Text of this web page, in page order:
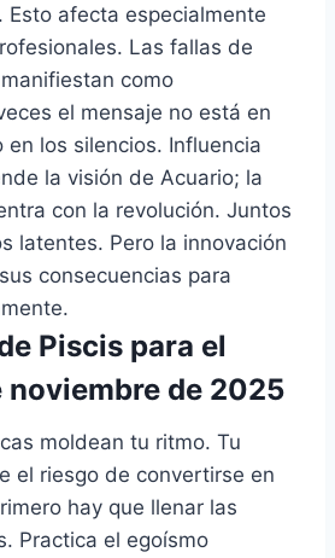
Esto afecta especialmente
Las fallas de
como
el mensaje no está en
en los silencios. Influencia
la visión de Acuario; la
con la revolución. Juntos
latentes. Pero la innovación
consecuencias para
Piscis para el
noviembre de 2025
moldean tu ritmo. Tu
el riesgo de convertirse en
hay que llenar las
Practica el egoísmo